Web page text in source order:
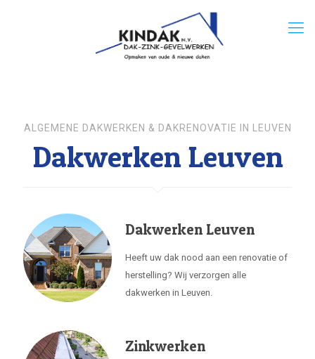
ALGEMENE DAKWERKEN & DAKRENOVATIE IN LEUVEN
Dakwerken Leuven
Dakwerken Leuven
Heeft uw dak nood aan een renovatie of
herstelling? Wij verzorgen alle
dakwerken in Leuven.
Zinkwerken